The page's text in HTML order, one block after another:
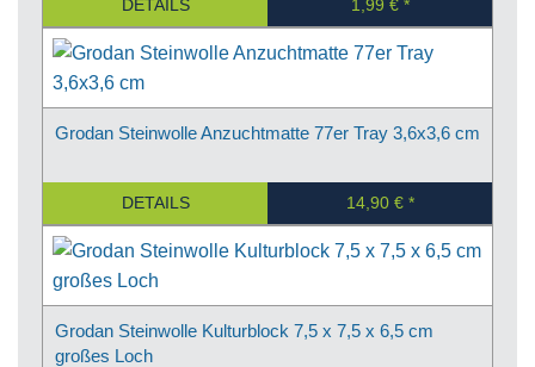
DETAILS 1,99 €
Grodan Steinwolle Anzuchtmatte 77er Tray 3,6x3,6 cm
DETAILS 14,90 €
Grodan Steinwolle Kulturblock 7,5 x 7,5 x 6,5 cm
großes Loch